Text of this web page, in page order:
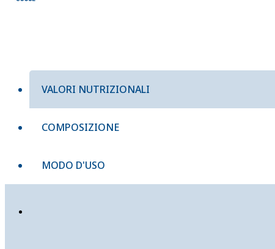
VALORI NUTRIZIONALI
COMPOSIZIONE
MODO D'USO